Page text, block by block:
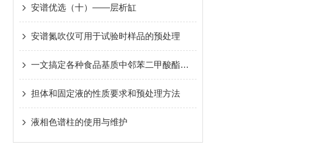
安谱优选（十）——层析缸
安谱氮吹仪可用于试验时样品的预处理
一文搞定各种食品基质中邻苯二甲酸酯的检测！
担体和固定液的性质要求和预处理方法
液相色谱柱的使用与维护